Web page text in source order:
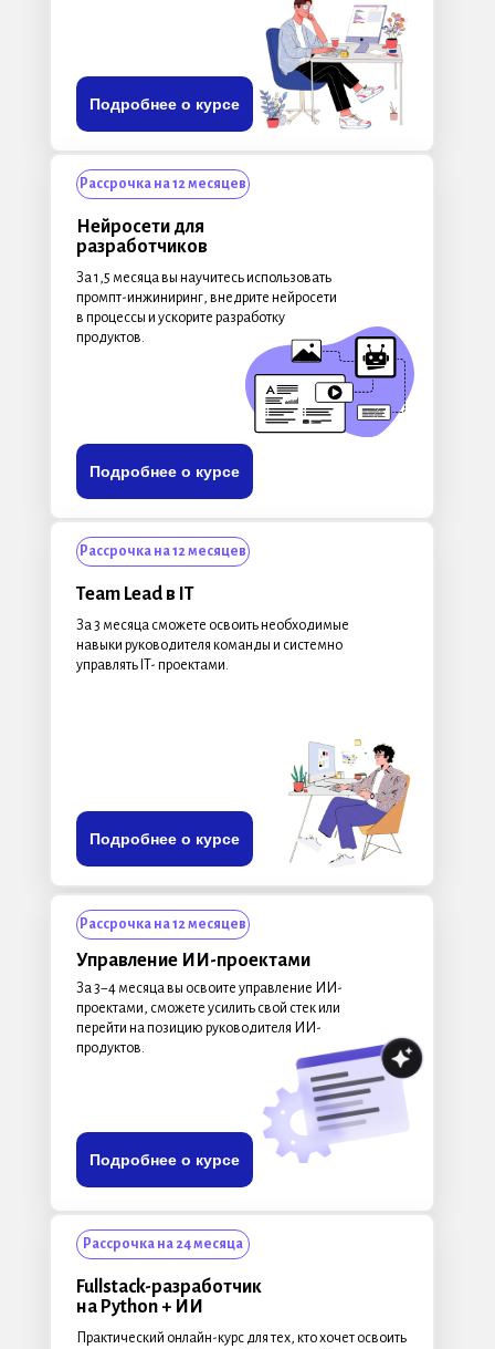
Подробнее о курсе
Нейросети для
разработчиков
За 1,5 месяца вы научитесь использовать
промпт-инжиниринг, внедрите нейросети
в процессы и ускорите разработку
продуктов.
Рассрочка на 12 месяцев
Подробнее о курсе
Team Lead в IT
За 3 месяца сможете освоить необходимые
навыки руководителя команды и системно
управлять IT- проектами.
Рассрочка на 12 месяцев
Подробнее о курсе
Управление ИИ-проектами
За 3−4 месяца вы освоите управление ИИ-
проектами, сможете усилить свой стек или
перейти на позицию руководителя ИИ-
продуктов.
Подробнее о курсе
Рассрочка на 12 месяцев
Fullstack-разработчик
на Python + ИИ
Практический онлайн-курс для тех, кто хочет освоить
Рассрочка на 24 месяца